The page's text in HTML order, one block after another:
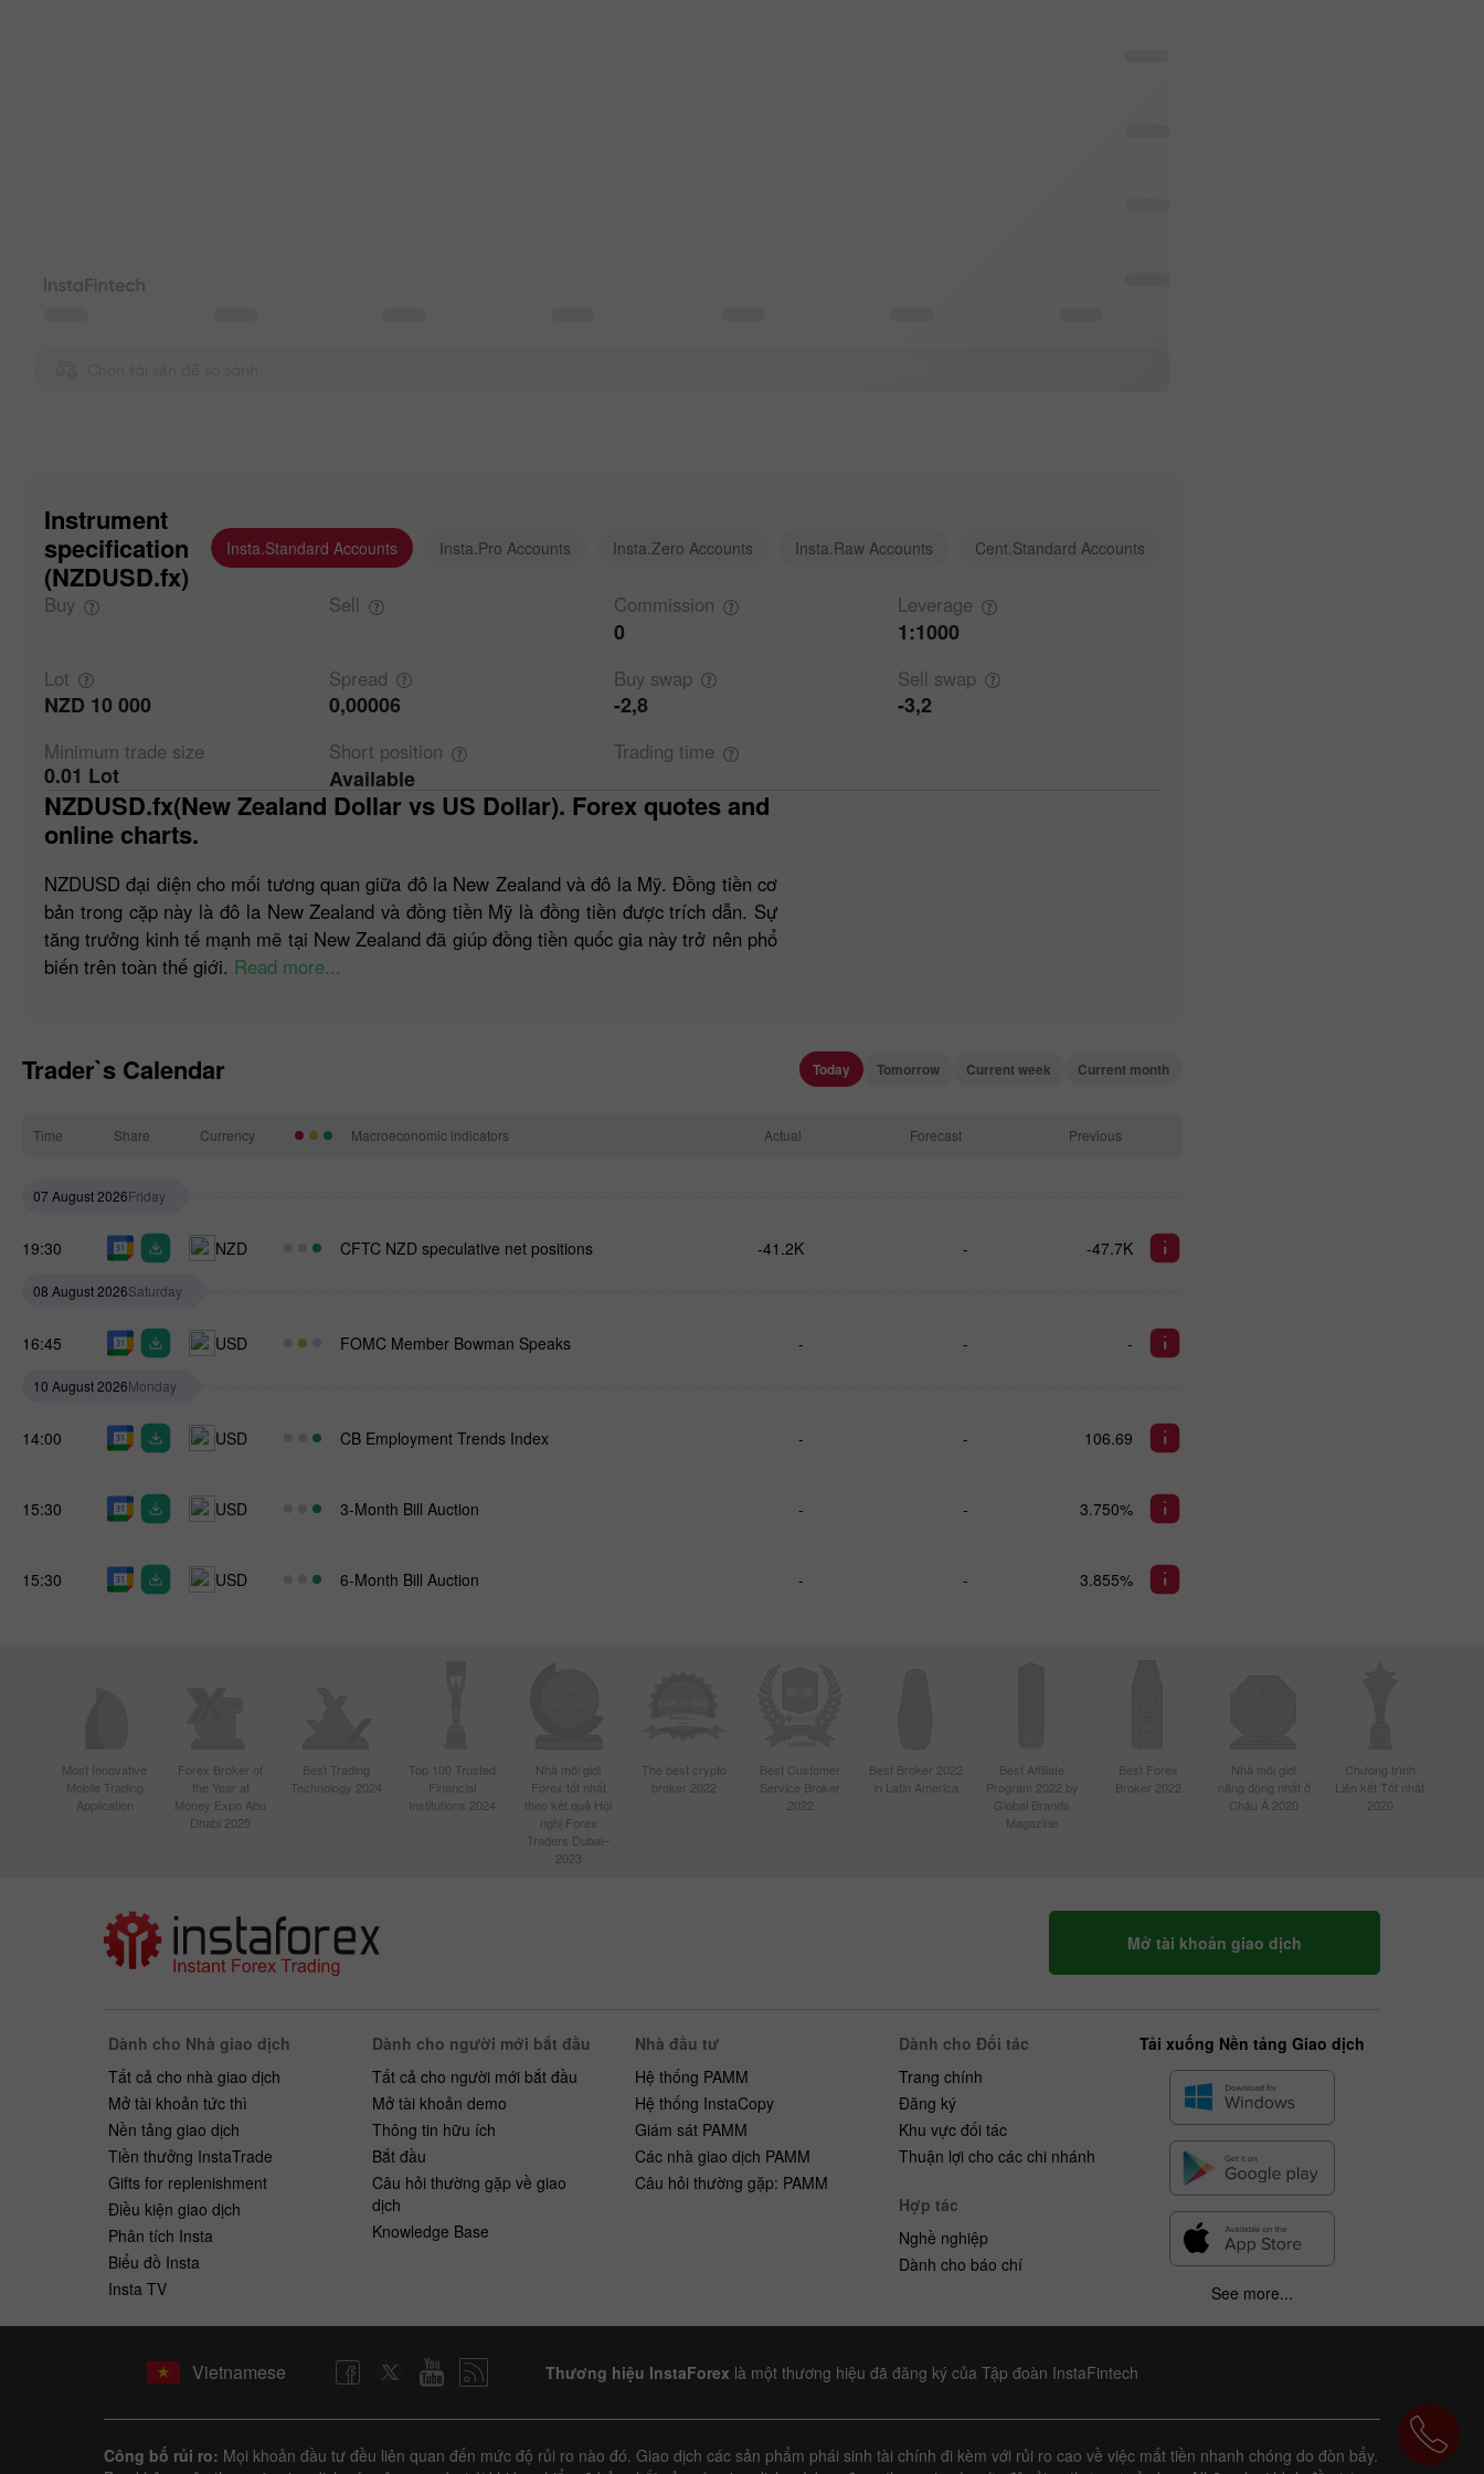
Instrument
specification
(NZDUSD.fx)
Insta.Standard Accounts Insta.Pro Accounts Insta.Zero Accounts Insta.Raw Accounts Cent.Standard Accounts
Buy Sell Commission
0
Leverage
1:1000
Lot
NZD 10 000
Spread
0,00006
Buy swap
-2,8
Sell swap
-3,2
Minimum trade size
0.01 Lot
Short position
Available
Trading time
NZDUSD.fx(New Zealand Dollar vs US Dollar). Forex quotes and
online charts.
NZDUSD đại diện cho mối tương quan giữa đô la New Zealand và đô la Mỹ. Đồng tiền cơ
bản trong cặp này là đô la New Zealand và đồng tiền Mỹ là đồng tiền được trích dẫn. Sự
tăng trưởng kinh tế mạnh mẽ tại New Zealand đã giúp đồng tiền quốc gia này trở nên phổ
biến trên toàn thế giới. Read more...
Trader`s Calendar Today Tomorrow Current week Current month
Time Share Currency Macroeconomic indicators Actual Forecast Previous
07 August 2026Friday
19:30 NZD CFTC NZD speculative net positions -41.2K - -47.7K
08 August 2026Saturday
16:45 USD FOMC Member Bowman Speaks - - -
10 August 2026Monday
14:00 USD CB Employment Trends Index - - 106.69
15:30 USD 3-Month Bill Auction - - 3.750%
15:30 USD 6-Month Bill Auction - - 3.855%
Most Innovative
Mobile Trading
Application
Forex Broker of
the Year at
Money Expo Abu
Dhabi 2025
Best Trading
Technology 2024
Top 100 Trusted
Financial
Institutions 2024
Nhà môi giới
Forex tốt nhất
theo kết quả Hội
nghị Forex
Traders Dubai–
2023
The best crypto
broker 2022
Best Customer
Service Broker
2022
Best Broker 2022
in Latin America
Best Affiliate
Program 2022 by
Global Brands
Magazine
Best Forex
Broker 2022
Nhà môi giới
năng động nhất ở
Châu Á 2020
Chương trình
Liên kết Tốt nhất
2020
Mở tài khoản giao dịch
Dành cho Nhà giao dịch
Tất cả cho nhà giao dịch
Mở tài khoản tức thì
Nền tảng giao dịch
Tiền thưởng InstaTrade
Gifts for replenishment
Điều kiện giao dịch
Phân tích Insta
Biểu đồ Insta
Insta TV
Dành cho người mới bắt đầu
Tất cả cho người mới bắt đầu
Mở tài khoản demo
Thông tin hữu ích
Bắt ​​đầu
Câu hỏi thường gặp về giao
dịch
Knowledge Base
Nhà đầu tư
Hệ thống PAMM
Hệ thống InstaCopy
Giám sát PAMM
Các nhà giao dịch PAMM
Câu hỏi thường gặp: PAMM
Dành cho Đối tác
Trang chính
Đăng ký
Khu vực đối tác
Thuận lợi cho các chi nhánh
Hợp tác
Nghề nghiệp
Dành cho báo chí
Tải xuống Nền tảng Giao dịch
See more...
Vietnamese Thương hiệu InstaForex là một thương hiệu đã đăng ký của Tập đoàn InstaFintech
Công bố rủi ro: Mọi khoản đầu tư đều liên quan đến mức độ rủi ro nào đó. Giao dịch các sản phẩm phái sinh tài chính đi kèm với rủi ro cao về việc mất tiền nhanh chóng do đòn bẩy.